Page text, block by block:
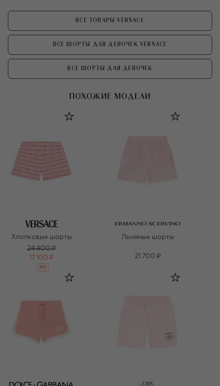
ВСЕ ТОВАРЫ VERSACE
ВСЕ ШОРТЫ ДЛЯ ДЕВОЧЕК VERSACE
ВСЕ ШОРТЫ ДЛЯ ДЕВОЧЕК
ПОХОЖИЕ МОДЕЛИ
Хлопковые шорты
24 400 ₽
17 100 ₽
-30%
Льняные шорты
21 700 ₽